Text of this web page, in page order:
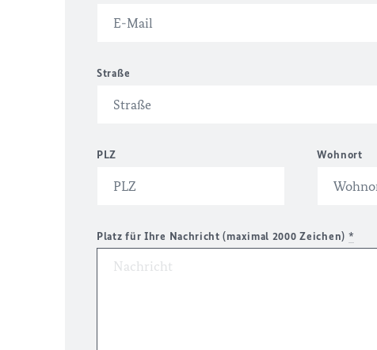
Straße
PLZ Wohnort
Platz für Ihre Nachricht (maximal 2000 Zeichen) *